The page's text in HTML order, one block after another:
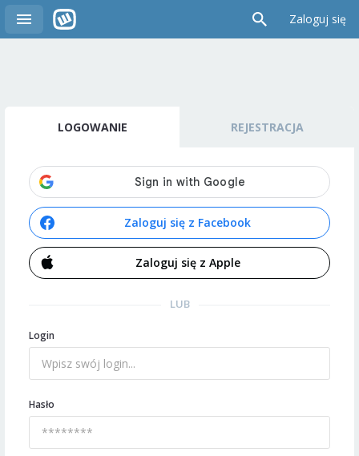
Zaloguj się
LOGOWANIE REJESTRACJA
Zaloguj się z Facebook
Zaloguj się z Apple
LUB
Login
Hasło